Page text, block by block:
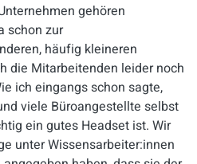
gehören
schon zur
häufig kleineren
die Mitarbeitenden leider noch
ich eingangs schon sagte,
viele Büroangestellte selbst
ein gutes Headset ist. Wir
unter Wissensarbeiter:innen